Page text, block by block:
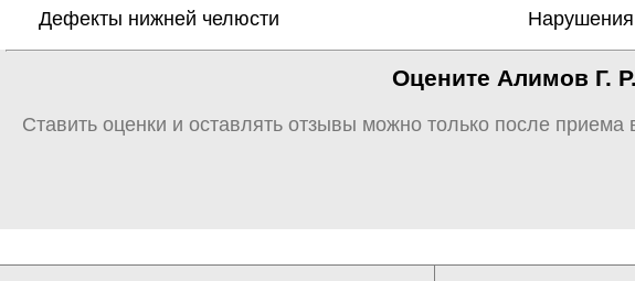
Дефекты нижней челюсти
Нарушения
Оцените Алимов Г.
Ставить оценки и оставлять отзывы можно только после приема